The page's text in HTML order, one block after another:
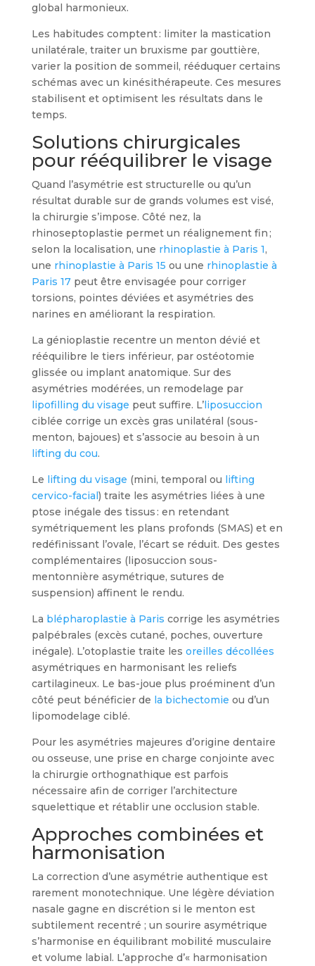
global harmonieux.
Les habitudes comptent : limiter la mastication
unilatérale, traiter un bruxisme par gouttière,
varier la position de sommeil, rééduquer certains
schémas avec un kinésithérapeute. Ces mesures
stabilisent et optimisent les résultats dans le
temps.
Solutions chirurgicales
pour rééquilibrer le visage
Quand l’asymétrie est structurelle ou qu’un
résultat durable sur de grands volumes est visé,
la chirurgie s’impose. Côté nez, la
rhinoseptoplastie permet un réalignement fin ;
selon la localisation, une rhinoplastie à Paris 1,
une rhinoplastie à Paris 15 ou une rhinoplastie à
Paris 17peut être envisagée pour corriger
torsions, pointes déviées et asymétries des
narines en améliorant la respiration.
La génioplastie recentre un menton dévié et
rééquilibre le tiers inférieur, par ostéotomie
glissée ou implant anatomique. Sur des
asymétries modérées, un remodelage par
lipofilling du visage peut suffire. L’liposuccion
ciblée corrige un excès gras unilatéral (sous-
menton, bajoues) et s’associe au besoin à un
lifting du cou.
Le lifting du visage (mini, temporal ou lifting
cervico-facial) traite les asymétries liées à une
ptose inégale des tissus : en retendant
symétriquement les plans profonds (SMAS) et en
redéfinissant l’ovale, l’écart se réduit. Des gestes
complémentaires (liposuccion sous-
mentonnière asymétrique, sutures de
suspension) affinent le rendu.
La blépharoplastie à Paris corrige les asymétries
palpébrales (excès cutané, poches, ouverture
inégale). L’otoplastie traite les oreilles décollées
asymétriques en harmonisant les reliefs
cartilagineux. Le bas-joue plus proéminent d’un
côté peut bénéficier de la bichectomie ou d’un
lipomodelage ciblé.
Pour les asymétries majeures d’origine dentaire
ou osseuse, une prise en charge conjointe avec
la chirurgie orthognathique est parfois
nécessaire afin de corriger l’architecture
squelettique et rétablir une occlusion stable.
Approches combinées et
harmonisation
La correction d’une asymétrie authentique est
rarement monotechnique. Une légère déviation
nasale gagne en discrétion si le menton est
subtilement recentré ; un sourire asymétrique
s’harmonise en équilibrant mobilité musculaire
et volume labial. L’approche d’« harmonisation